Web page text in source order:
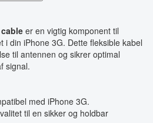
er en vigtig komponent til
i din iPhone 3G. Dette fleksible kabel
til antennen og sikrer optimal
signal.
med iPhone 3G.
til en sikker og holdbar